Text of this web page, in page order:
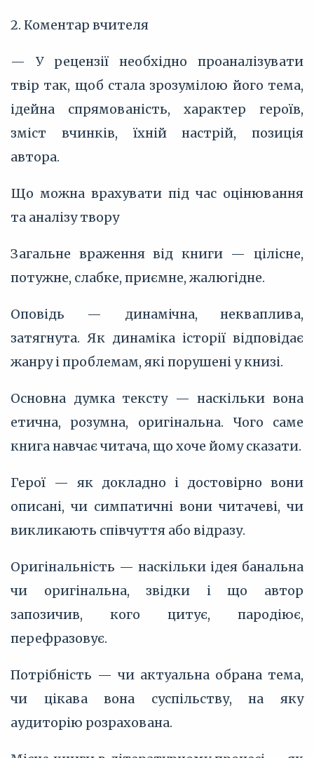
2. Коментар вчителя
— У рецензії необхідно проаналізувати
твір так, щоб стала зрозумілою його тема,
ідейна спрямованість, характер героїв,
зміст вчинків, їхній настрій, позиція
автора.
Що можна врахувати під час оцінювання
та аналізу твору
Загальне враження від книги — цілісне,
потужне, слабке, приємне, жалюгідне.
Оповідь — динамічна, некваплива,
затягнута. Як динаміка історії відповідає
жанру і проблемам, які порушені у книзі.
Основна думка тексту — наскільки вона
етична, розумна, оригінальна. Чого саме
книга навчає читача, що хоче йому сказати.
Герої — як докладно і достовірно вони
описані, чи симпатичні вони читачеві, чи
викликають співчуття або відразу.
Оригінальність — наскільки ідея банальна
чи оригінальна, звідки і що автор
запозичив, кого цитує, пародіює,
перефразовує.
Потрібність — чи актуальна обрана тема,
чи цікава вона суспільству, на яку
аудиторію розрахована.